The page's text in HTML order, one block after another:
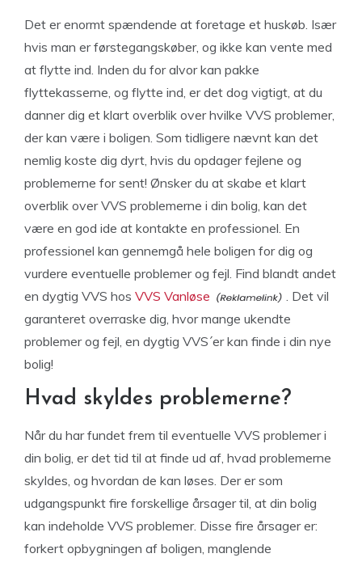
Det er enormt spændende at foretage et huskøb. Især
hvis man er førstegangskøber, og ikke kan vente med
at flytte ind. Inden du for alvor kan pakke
flyttekasserne, og flytte ind, er det dog vigtigt, at du
danner dig et klart overblik over hvilke VVS problemer,
der kan være i boligen. Som tidligere nævnt kan det
nemlig koste dig dyrt, hvis du opdager fejlene og
problemerne for sent! Ønsker du at skabe et klart
overblik over VVS problemerne i din bolig, kan det
være en god ide at kontakte en professionel. En
professionel kan gennemgå hele boligen for dig og
vurdere eventuelle problemer og fejl. Find blandt andet
en dygtig VVS hos VVS Vanløse
. Det vil
garanteret overraske dig, hvor mange ukendte
problemer og fejl, en dygtig VVS´er kan finde i din nye
bolig!
Hvad skyldes problemerne?
Når du har fundet frem til eventuelle VVS problemer i
din bolig, er det tid til at finde ud af, hvad problemerne
skyldes, og hvordan de kan løses. Der er som
udgangspunkt fire forskellige årsager til, at din bolig
kan indeholde VVS problemer. Disse fire årsager er:
forkert opbygningen af boligen, manglende